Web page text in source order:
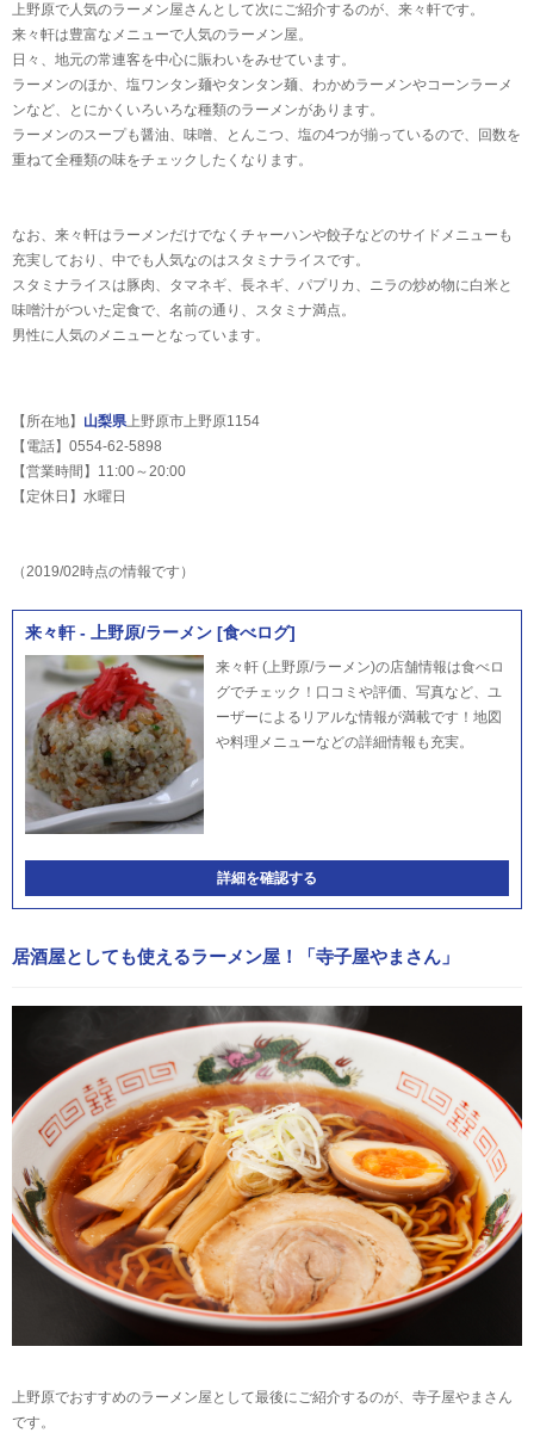
上野原で人気のラーメン屋さんとして次にご紹介するのが、来々軒です。
来々軒は豊富なメニューで人気のラーメン屋。
日々、地元の常連客を中心に賑わいをみせています。
ラーメンのほか、塩ワンタン麺やタンタン麺、わかめラーメンやコーンラーメ
ンなど、とにかくいろいろな種類のラーメンがあります。
ラーメンのスープも醤油、味噌、とんこつ、塩の4つが揃っているので、回数を
重ねて全種類の味をチェックしたくなります。
なお、来々軒はラーメンだけでなくチャーハンや餃子などのサイドメニューも
充実しており、中でも人気なのはスタミナライスです。
スタミナライスは豚肉、タマネギ、長ネギ、パプリカ、ニラの炒め物に白米と
味噌汁がついた定食で、名前の通り、スタミナ満点。
男性に人気のメニューとなっています。
【所在地】 山梨県上野原市上野原1154
【電話】0554-62-5898
【営業時間】11:00～20:00
【定休日】水曜日
（2019/02時点の情報です）
来々軒 - 上野原/ラーメン [食べログ]
来々軒 (上野原/ラーメン)の店舗情報は食べロ
グでチェック！口コミや評価、写真など、ユ
ーザーによるリアルな情報が満載です！地図
や料理メニューなどの詳細情報も充実。
詳細を確認する
居酒屋としても使えるラーメン屋！「寺子屋やまさん」
上野原でおすすめのラーメン屋として最後にご紹介するのが、寺子屋やまさん
です。